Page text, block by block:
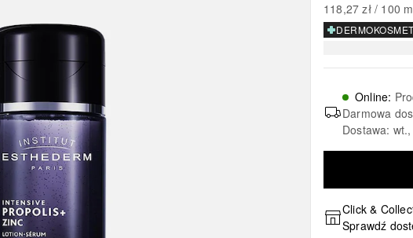
118,27 zł / 100
Online:
Darmowa
Dostawa:
Click &
Sprawdź